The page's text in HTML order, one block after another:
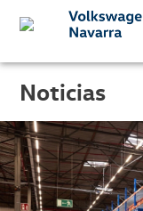
Noticias